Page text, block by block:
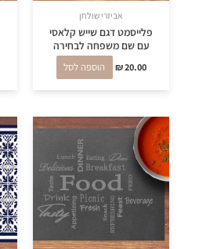
אביזרי שולחן
פלייסמט דגם שייש קלאסי
עם שם משפחה לבחירה
₪20.00 הוספה לסל